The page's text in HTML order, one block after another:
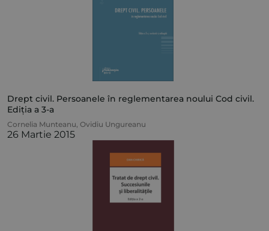
Drept civil. Persoanele în reglementarea noului Cod civil.
Ediția a 3-a
Cornelia Munteanu, Ovidiu Ungureanu
26 Martie 2015